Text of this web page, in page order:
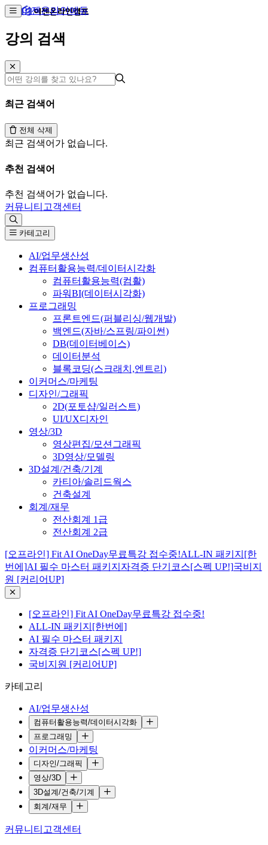
이젠온라인에듀
강의 검색
최근 검색어
전체 삭제
최근 검색어가 없습니다.
추천 검색어
추천 검색어가 없습니다.
커뮤니티 고객센터
카테고리
AI/업무생산성
컴퓨터활용능력/데이터시각화
컴퓨터활용능력(컴활)
파워BI(데이터시각화)
프로그래밍
프론트엔드(퍼블리싱/웹개발)
백엔드(자바/스프링/파이썬)
DB(데이터베이스)
데이터분석
블록코딩(스크래치,엔트리)
이커머스/마케팅
디자인/그래픽
2D(포토샵/일러스트)
UI/UX디자인
영상/3D
영상편집/모션그래픽
3D영상/모델링
3D설계/건축/기계
카티아/솔리드웍스
건축설계
회계/재무
전산회계 1급
전산회계 2급
[오프라인] Fit AI OneDay무료특강 접수중!ALL-IN 패키지[한
번에]AI 필수 마스터 패키지 자격증 단기코스[스펙 UP!]국비지
원 [커리어UP]
[오프라인] Fit AI OneDay무료특강 접수중!
ALL-IN 패키지[한번에]
AI 필수 마스터 패키지
자격증 단기코스[스펙 UP!]
국비지원 [커리어UP]
카테고리
AI/업무생산성
컴퓨터활용능력/데이터시각화
프로그래밍
이커머스/마케팅
디자인/그래픽
영상/3D
3D설계/건축/기계
회계/재무
커뮤니티 고객센터